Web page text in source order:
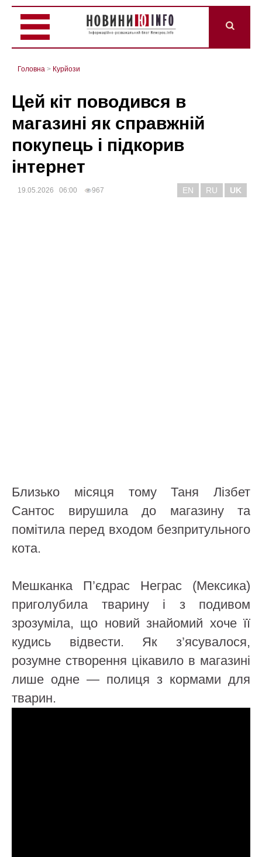
Головна > Курйози
Цей кіт поводився в
магазині як справжній
покупець і підкорив
інтернет
19.05.2026 06:00 967 EN RU UK
Близько місяця тому Таня Лізбет
Сантос вирушила до магазину та
помітила перед входом безпритульного
кота.
Мешканка П’єдрас Неграс (Мексика)
приголубила тварину і з подивом
зрозуміла, що новий знайомий хоче її
кудись відвести. Як з’ясувалося,
розумне створення цікавило в магазині
лише одне — полиця з кормами для
тварин.